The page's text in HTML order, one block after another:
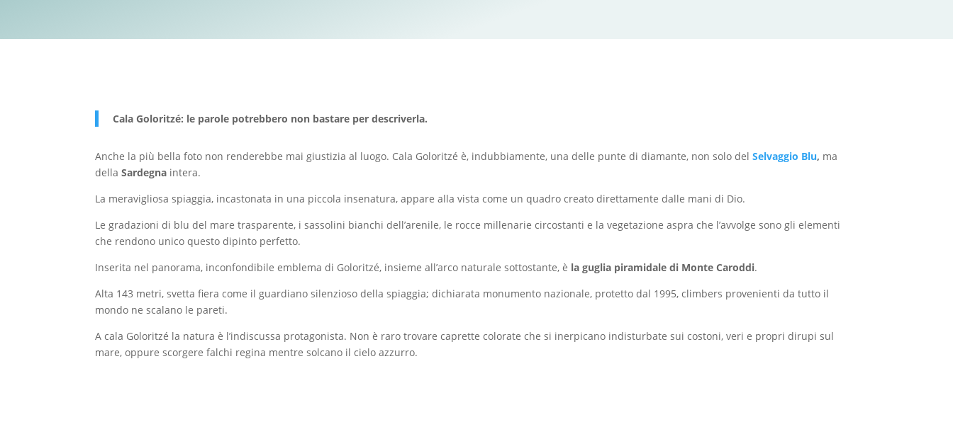
Cala Goloritzé: le parole potrebbero non bastare per descriverla.
Anche la più bella foto non renderebbe mai giustizia al luogo. Cala Goloritzé è, indubbiamente, una delle punte di diamante, non solo delSelvaggio Blu, ma
dellaSardegna intera.
La meravigliosa spiaggia, incastonata in una piccola insenatura, appare alla vista come un quadro creato direttamente dalle mani di Dio.
Le gradazioni di blu del mare trasparente, i sassolini bianchi dell’arenile, le rocce millenarie circostanti e la vegetazione aspra che l’avvolge sono gli elementi
che rendono unico questo dipinto perfetto.
Inserita nel panorama, inconfondibile emblema di Goloritzé, insieme all’arco naturale sottostante, è la guglia piramidale di Monte Caroddi.
Alta 143 metri, svetta fiera come il guardiano silenzioso della spiaggia; dichiarata monumento nazionale, protetto dal 1995, climbers provenienti da tutto il
mondo ne scalano le pareti.
A cala Goloritzé la natura è l’indiscussa protagonista. Non è raro trovare caprette colorate che si inerpicano indisturbate sui costoni, veri e propri dirupi sul
mare, oppure scorgere falchi regina mentre solcano il cielo azzurro.